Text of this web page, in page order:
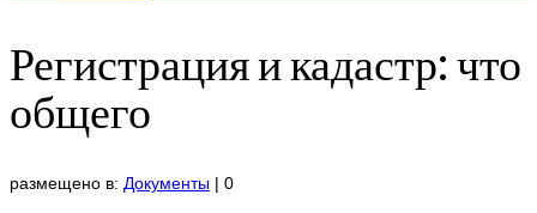
Регистрация и кадастр: что
общего
размещено в: Документы | 0